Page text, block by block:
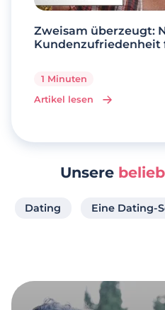
Zweisam überzeugt:
Kundenzufriedenheit
1 Minuten
Artikel lesen
Unsere
Dating Eine Dating-